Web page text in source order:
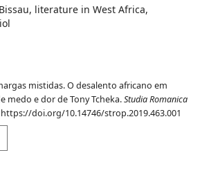
literature in West Africa
mistidas. O desalento africano em
medo e dor de Tony Tcheka.Studia Romanica
https://doi.org/10.14746/strop.2019.463.001